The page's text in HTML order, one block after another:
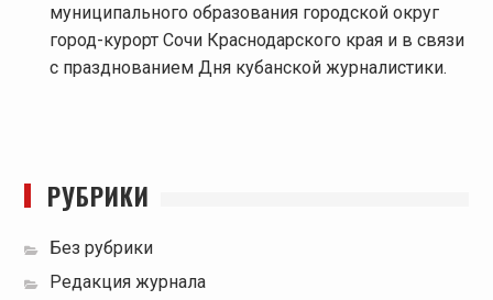
муниципального образования городской округ
город-курорт Сочи Краснодарского края и в связи
с празднованием Дня кубанской журналистики.
РУБРИКИ
Без рубрики
Редакция журнала